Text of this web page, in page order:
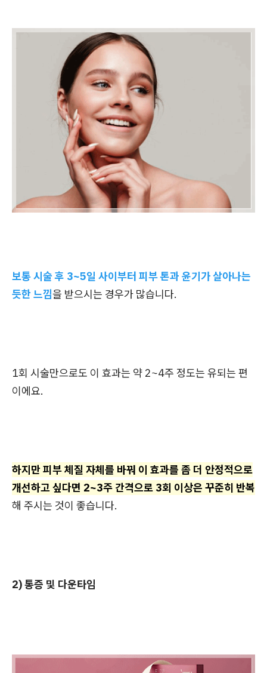
보통 시술 후 3~5일 사이부터 피부 톤과 윤기가 살아나는
듯한 느낌을 받으시는 경우가 많습니다.
1회 시술만으로도 이 효과는 약 2~4주 정도는 유되는 편
이에요.
하지만 피부 체질 자체를 바꿔 이 효과를 좀 더 안정적으로
개선하고 싶다면 2~3주 간격으로 3회 이상은 꾸준히 반복
해 주시는 것이 좋습니다.
2) 통증 및 다운타임